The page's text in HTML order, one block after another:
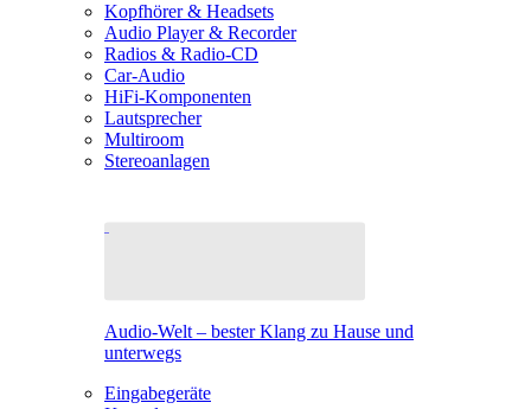
Kopfhörer & Headsets
Audio Player & Recorder
Radios & Radio-CD
Car-Audio
HiFi-Komponenten
Lautsprecher
Multiroom
Stereoanlagen
Audio-Welt – bester Klang zu Hause und
unterwegs
Eingabegeräte